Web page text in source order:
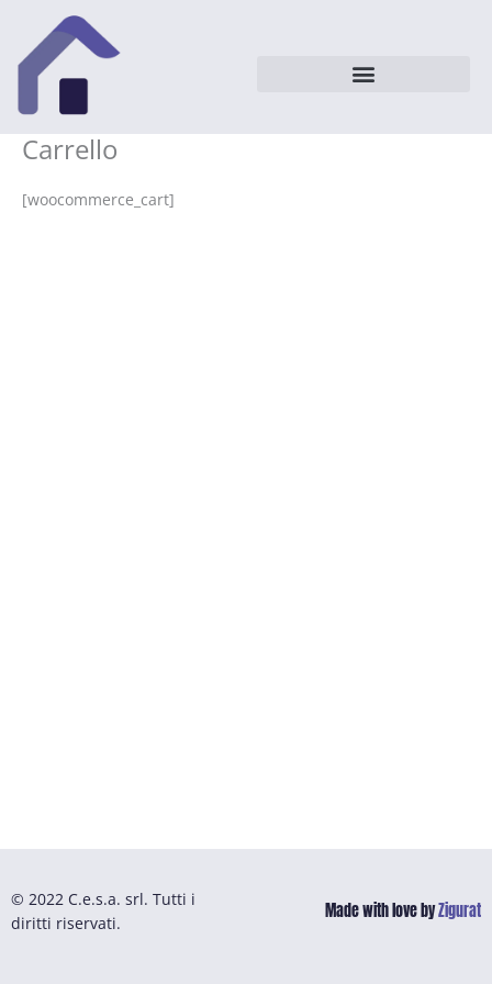
contenuto
Carrello
[woocommerce_cart]
© 2022 C.e.s.a. srl. Tutti i
diritti riservati.
Made with love byZigurat